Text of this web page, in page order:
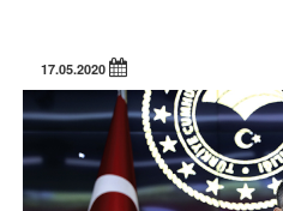
17.05.2020